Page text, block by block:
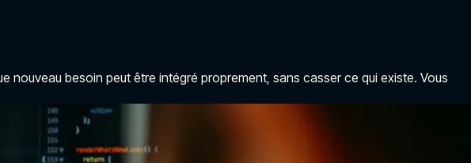
besoin peut être intégré proprement, sans casser ce qui existe. Vous